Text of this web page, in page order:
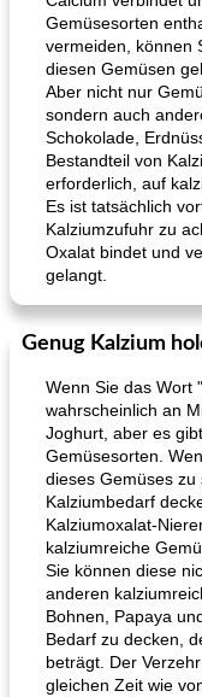
Gemüsesorten
vermeiden, können
diesen Gemüsen
Aber nicht nur
sondern auch
Schokolade,
Bestandteil von
erforderlich, auf
Es ist tatsächlich
Kalziumzufuhr zu
Oxalat bindet und
gelangt.
Genug Kalzium
Wenn Sie das Wort
wahrscheinlich an
Joghurt, aber es
Gemüsesorten.
dieses Gemüses
Kalziumbedarf
Kalziumoxalat-
kalziumreiche
Sie können diese
anderen
Bohnen, Papaya
Bedarf zu decken,
beträgt. Der
gleichen Zeit wie